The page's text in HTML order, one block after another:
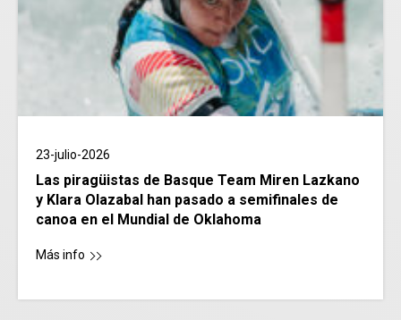
23-julio-2026
Las piragüistas de Basque Team Miren Lazkano
y Klara Olazabal han pasado a semifinales de
canoa en el Mundial de Oklahoma
Más info